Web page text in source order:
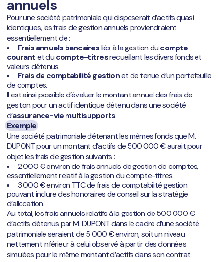
annuels
Pour une société patrimoniale qui disposerait d’actifs quasi
identiques, les frais de gestion annuels proviendraient
essentiellement de :
Frais annuels bancairesliés à la gestion ducompte
courantet ducompte-titresrecueillant les divers fonds et
valeurs détenus.
Frais de comptabilité gestionet de tenue d’un portefeuille
de comptes.
Il est ainsi possible d’évaluer le montant annuel des frais de
gestion pour un actif identique détenu dans une société
d’assurance-vie multisupports.
Exemple
Une société patrimoniale détenant les mêmes fonds que M.
DUPONT pour un montant d’actifs de 500 000 € aurait pour
objet les frais de gestion suivants :
2 000 € environ de frais annuels de gestion de comptes,
essentiellement relatif à la gestion du compte-titres.
3 000 € environ TTC de frais de comptabilité gestion
pouvant inclure des honoraires de conseil sur la stratégie
d’allocation.
Au total, les frais annuels relatifs à la gestion de 500 000 €
d’actifs détenus par M. DUPONT dans le cadre d’une société
patrimoniale seraient de 5 000 € environ, soit un niveau
nettement inférieur à celui observé à partir des données
simulées pour le même montant d’actifs dans son contrat